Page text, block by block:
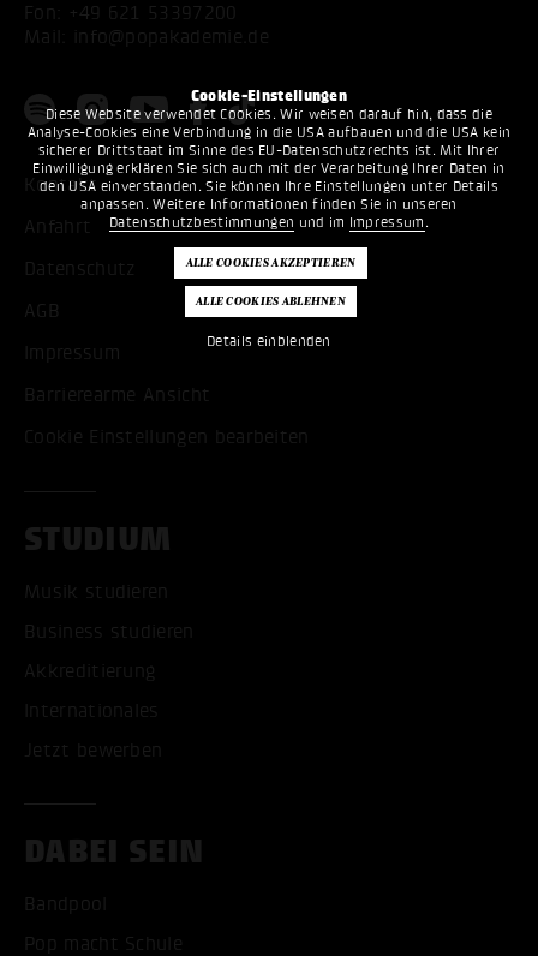
Cookie-Einstellungen
Diese Website verwendet Cookies. Wir weisen darauf hin, dass die
Analyse-Cookies eine Verbindung in die USA aufbauen und die USA kein
sicherer Drittstaat im Sinne des EU-Datenschutzrechts ist. Mit Ihrer
Einwilligung erklären Sie sich auch mit der Verarbeitung Ihrer Daten in
den USA einverstanden. Sie können Ihre Einstellungen unter Details
anpassen. Weitere Informationen finden Sie in unseren
Datenschutzbestimmungen und im Impressum .
Details einblenden
Fon:
+49 621 53397200
Mail:
info@popakademie.de
Kontakt
Anfahrt
Datenschutz
AGB
Impressum
Barrierearme Ansicht
Cookie Einstellungen bearbeiten
STUDIUM
Musik studieren
Business studieren
Akkreditierung
Internationales
Jetzt bewerben
DABEI SEIN
Bandpool
Pop macht Schule